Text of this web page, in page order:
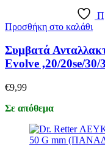
Προσθήκη στο καλάθι
Συμβατά
Evolve ,20/20se/
€9,99
Σε απόθεμα